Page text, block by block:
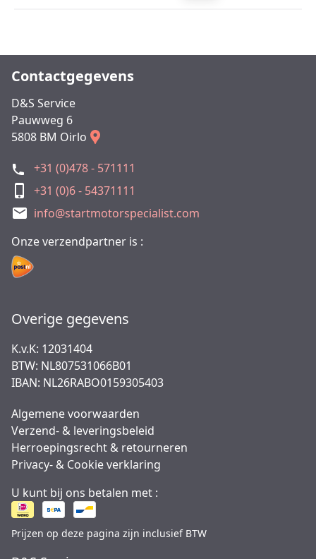
Contactgegevens
D&S Service
Pauwweg 6
5808 BM Oirlo
+31 (0)478 - 571111
+31 (0)6 - 54371111
info@startmotorspecialist.com
Onze verzendpartner is :
Overige gegevens
K.v.K: 12031404
BTW: NL807531066B01
IBAN: NL26RABO0159305403
Algemene voorwaarden
Verzend- & leveringsbeleid
Herroepingsrecht & retourneren
Privacy- & Cookie verklaring
U kunt bij ons betalen met :
Prijzen op deze pagina zijn inclusief BTW